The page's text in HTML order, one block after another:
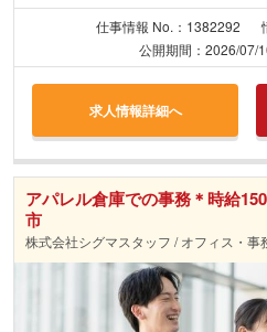
仕事情報 No.：1382292
公開期間：2026/07/
求人情報詳細へ
アパレル倉庫での事務＊時給
市
株式会社シグマスタッフ / オフィス・事